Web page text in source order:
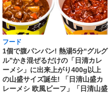
フード
1個で腹パンパン! 熱湯5分“グルグ
ル”かき混ぜるだけの「日清カレ
ーメシ」に出来上がり400g以上
の山盛サイズ誕生! 「日清山盛カ
レーメシ 欧風ビーフ」「日清山盛